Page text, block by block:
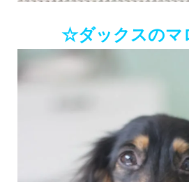
☆ダックスの